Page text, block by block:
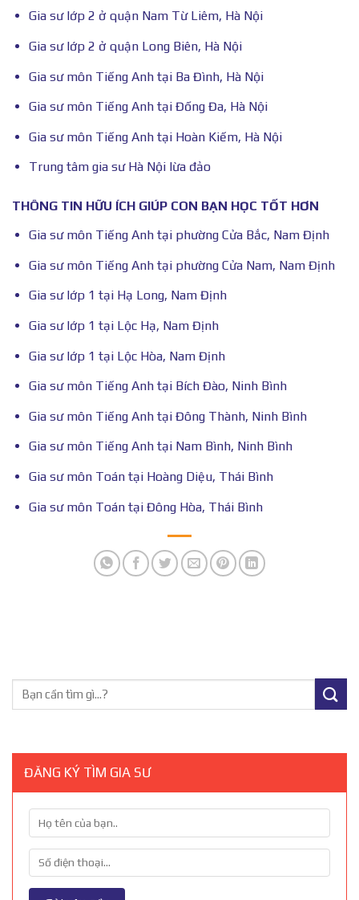
Gia sư lớp 2 ở quận Nam Từ Liêm, Hà Nội
Gia sư lớp 2 ở quận Long Biên, Hà Nội
Gia sư môn Tiếng Anh tại Ba Đình, Hà Nội
Gia sư môn Tiếng Anh tại Đống Đa, Hà Nội
Gia sư môn Tiếng Anh tại Hoàn Kiếm, Hà Nội
Trung tâm gia sư Hà Nội lừa đảo
THÔNG TIN HỮU ÍCH GIÚP CON BẠN HỌC TỐT HƠN
Gia sư môn Tiếng Anh tại phường Cửa Bắc, Nam Định
Gia sư môn Tiếng Anh tại phường Cửa Nam, Nam Định
Gia sư lớp 1 tại Hạ Long, Nam Định
Gia sư lớp 1 tại Lộc Hạ, Nam Định
Gia sư lớp 1 tại Lộc Hòa, Nam Định
Gia sư môn Tiếng Anh tại Bích Đào, Ninh Bình
Gia sư môn Tiếng Anh tại Đông Thành, Ninh Bình
Gia sư môn Tiếng Anh tại Nam Bình, Ninh Bình
Gia sư môn Toán tại Hoàng Diệu, Thái Bình
Gia sư môn Toán tại Đông Hòa, Thái Bình
ĐĂNG KÝ TÌM GIA SƯ